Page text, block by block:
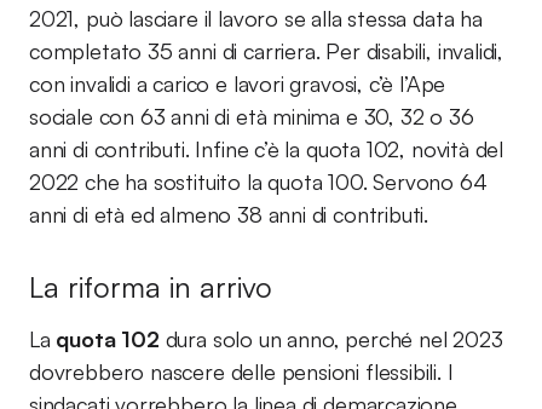
2021, può lasciare il lavoro se alla stessa data ha
completato 35 anni di carriera. Per disabili, invalidi,
con invalidi a carico e lavori gravosi, c’è l’Ape
sociale con 63 anni di età minima e 30, 32 o 36
anni di contributi. Infine c’è la quota 102, novità del
2022 che ha sostituito la quota 100. Servono 64
anni di età ed almeno 38 anni di contributi.
La riforma in arrivo
La quota 102 dura solo un anno, perché nel 2023
dovrebbero nascere delle pensioni flessibili. I